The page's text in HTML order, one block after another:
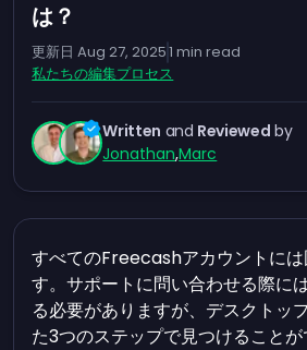
は？
更新日 Aug 27, 20251 min read
私たちの編集プロセス
Written and Reviewed by
Jonathan,Marc
すべてのFreecashアカウントには
す。サポートに問い合わせる際に
る必要がありますが、デスクトッ
た3つのステップで見つけることが